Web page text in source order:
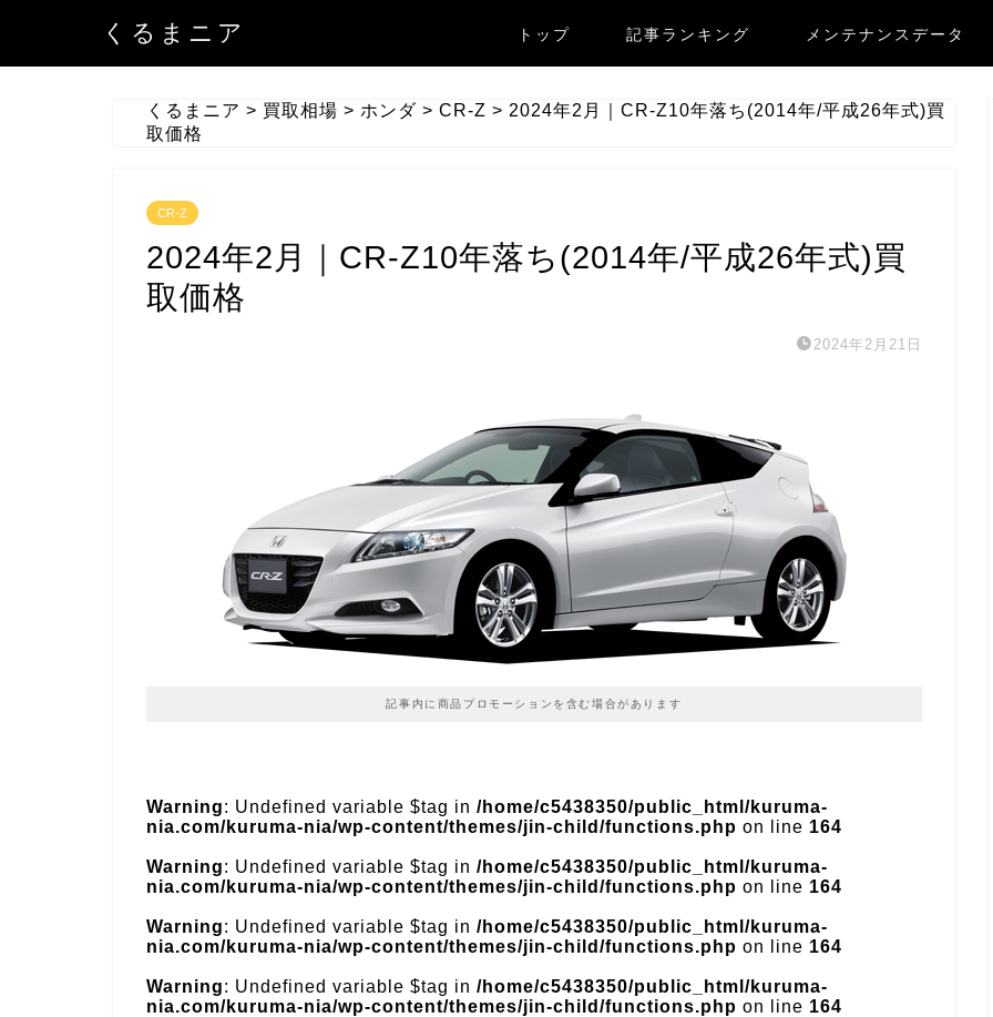
くるまニア トップ 記事ランキング メンテナンスデータ
くるまニア > 買取相場 > ホンダ > CR-Z > 2024年2月｜CR-Z10年落ち(2014年/平成26年式)買
取価格
CR-Z
2024年2月｜CR-Z10年落ち(2014年/平成26年式)買
取価格
2024年2月21日
記事内に商品プロモーションを含む場合があります
Warning: Undefined variable $tag in /home/c5438350/public_html/kuruma-
nia.com/kuruma-nia/wp-content/themes/jin-child/functions.php on line 164
Warning: Undefined variable $tag in /home/c5438350/public_html/kuruma-
nia.com/kuruma-nia/wp-content/themes/jin-child/functions.php on line 164
Warning: Undefined variable $tag in /home/c5438350/public_html/kuruma-
nia.com/kuruma-nia/wp-content/themes/jin-child/functions.php on line 164
Warning: Undefined variable $tag in /home/c5438350/public_html/kuruma-
nia.com/kuruma-nia/wp-content/themes/jin-child/functions.php on line 164